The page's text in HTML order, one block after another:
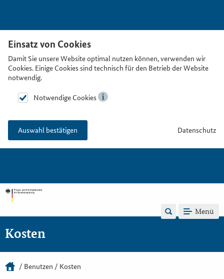
Einsatz von Cookies
Damit Sie unsere Website optimal nutzen können, verwenden wir
Cookies. Einige Cookies sind technisch für den Betrieb der Website
notwendig.
Notwendige Cookies
Auswahl bestätigen Datenschutz
Menü
Kosten
Benutzen Kosten